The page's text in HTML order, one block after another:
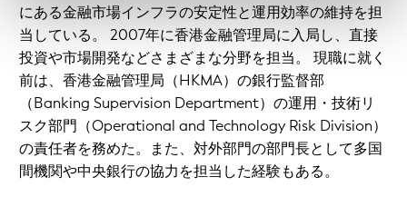
にある金融市場インフラの安定性と運用効率の維持を担
当している。 2007年に香港金融管理局に入局し、直接
投資や市場開発などさまざまな分野を担当。 現職に就く
前は、香港金融管理局（HKMA）の銀行監督部
（Banking Supervision Department）の運用・技術リ
スク部門（Operational and Technology Risk Division）
の責任者を務めた。また、対外部門の部門長として多国
間機関や中央銀行の協力を担当した経験もある。